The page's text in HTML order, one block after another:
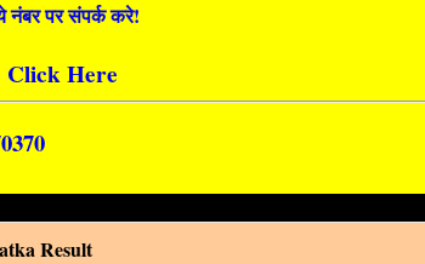
नंबर पर संपर्क करे!
Click Here
Result